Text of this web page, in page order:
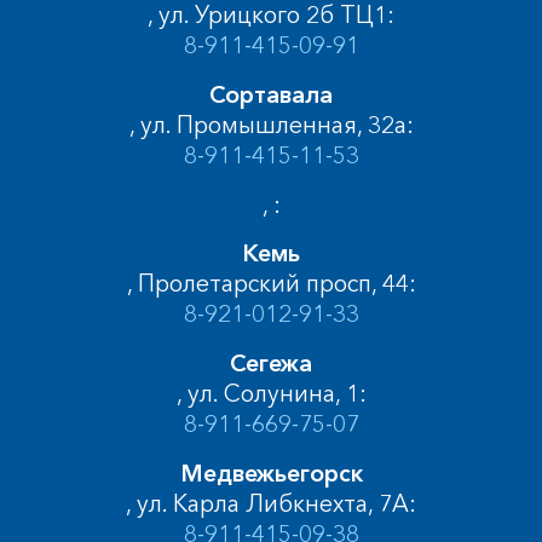
, ул. Урицкого 2б ТЦ1:
8-911-415-09-91
Сортавала
, ул. Промышленная, 32а:
8-911-415-11-53
, :
Кемь
, Пролетарский просп, 44:
8-921-012-91-33
Сегежа
, ул. Солунина, 1:
8-911-669-75-07
Медвежьегорск
, ул. Карла Либкнехта, 7А:
8-911-415-09-38